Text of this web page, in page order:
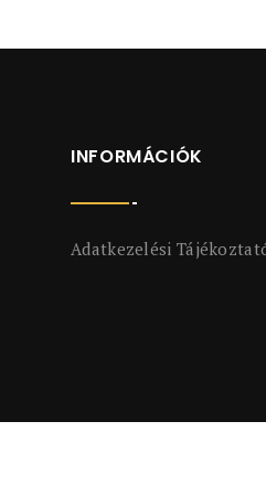
INFORMÁCIÓK
Adatkezelési